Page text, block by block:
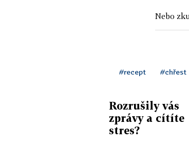
Nebo
#recept #chřest
Rozrušily vás
zprávy a cítíte
stres?